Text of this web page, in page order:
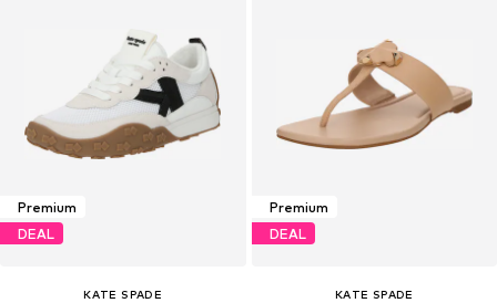
Premium
DEAL
KATE SPADE
Premium
DEAL
KATE SPADE